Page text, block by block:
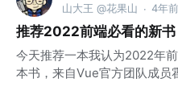
山大王 @花果山 · 4年前
推荐2022前端必看的新书
今天推荐一本我认为2022年
本书，来自Vue官方团队成员